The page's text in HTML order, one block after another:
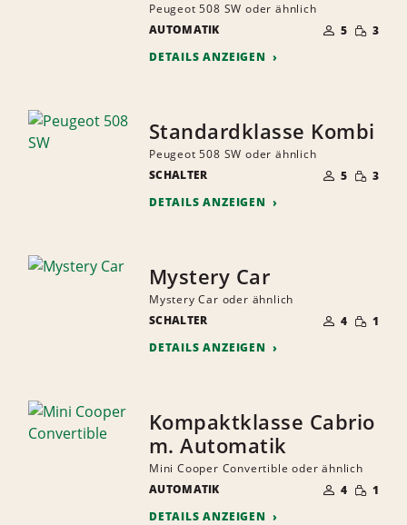
Peugeot 508 SW oder ähnlich
AUTOMATIK
DER
MITFAHRER
5 GERINGE
MENGE
3
DETAILS ANZEIGEN
Standardklasse Kombi
Peugeot 508 SW oder ähnlich
SCHALTER
DER
MITFAHRER
5 GERINGE
MENGE
3
DETAILS ANZEIGEN
Mystery Car
Mystery Car oder ähnlich
SCHALTER
DER
MITFAHRER
4 GERINGE
MENGE
1
DETAILS ANZEIGEN
Kompaktklasse Cabrio
m. Automatik
Mini Cooper Convertible oder ähnlich
AUTOMATIK
DER
MITFAHRER
4 GERINGE
MENGE
1
DETAILS ANZEIGEN